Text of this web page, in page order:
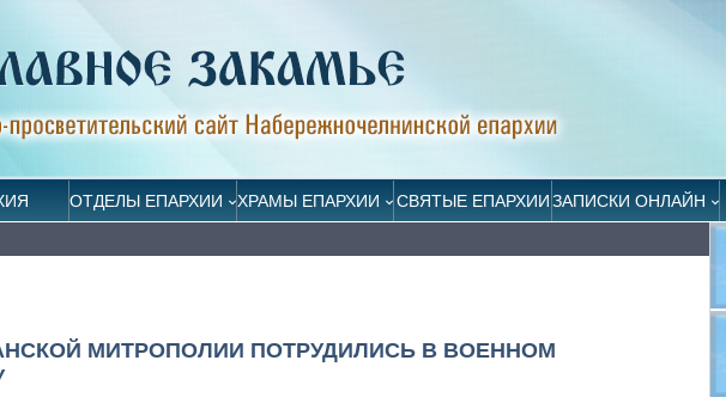
ОТДЕЛЫ ЕПАРХИИ ХРАМЫ ЕПАРХИИ СВЯТЫЕ ЕПАРХИИЗАПИСКИ ОНЛАЙН
МИТРОПОЛИИ ПОТРУДИЛИСЬ В ВОЕННОМ